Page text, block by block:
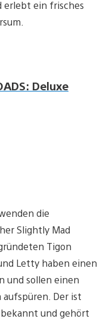
erlebt ein frisches
Deluxe
die
Slightly Mad
Tigon
Letty haben einen
und sollen einen
Der ist
und gehört